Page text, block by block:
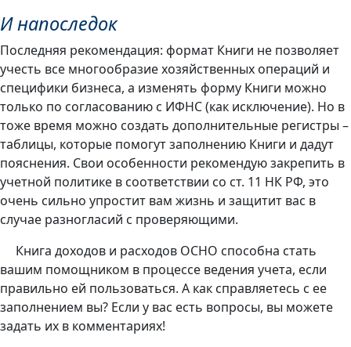
И напоследок
Последняя рекомендация: формат Книги не позволяет
учесть все многообразие хозяйственных операций и
специфики бизнеса, а изменять форму Книги можно
только по согласованию с ИФНС (как исключение). Но в
тоже время можно создать дополнительные регистры –
таблицы, которые помогут заполнению Книги и дадут
пояснения. Свои особенности рекомендую закрепить в
учетной политике в соответствии со ст. 11 НК РФ, это
очень сильно упростит вам жизнь и защитит вас в
случае разногласий с проверяющими.
Книга доходов и расходов ОСНО способна стать
вашим помощником в процессе ведения учета, если
правильно ей пользоваться. А как справляетесь с ее
заполнением вы? Если у вас есть вопросы, вы можете
задать их в комментариях!